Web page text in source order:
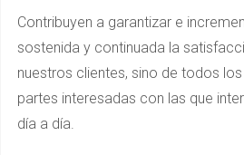
Contribuyen a garantizar e
sostenida y continuada la
nuestros clientes, sino de todos
partes interesadas con las que
día a día.